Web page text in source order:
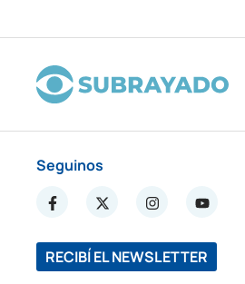
Seguinos
RECIBÍ EL NEWSLETTER